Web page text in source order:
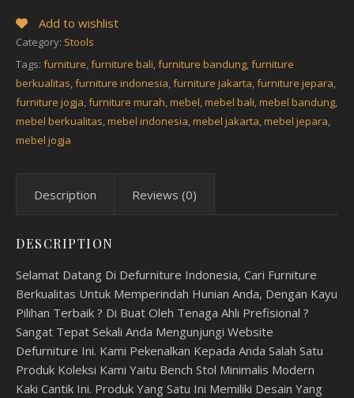
Add to wishlist
Category: Stools
Tags: furniture,furniture bali,furniture bandung,furniture
berkualitas,furniture indonesia,furniture jakarta,furniture jepara,
furniture jogja,furniture murah,mebel,mebel bali,mebel bandung,
mebel berkualitas,mebel indonesia,mebel jakarta,mebel jepara,
mebel jogja
Description Reviews (0)
DESCRIPTION
Selamat Datang Di Defurniture Indonesia, Cari Furniture
Berkualitas Untuk Memperindah Hunian Anda, Dengan Kayu
Pilihan Terbaik ? Di Buat Oleh Tenaga Ahli Prefisional ?
Sangat Tepat Sekali Anda Mengunjungi Website
Defurniture Ini. Kami Pekenalkan Kepada Anda Salah Satu
Produk Koleksi Kami Yaitu Bench Stol Minimalis Modern
Kaki Cantik Ini. Produk Yang Satu Ini Memiliki Desain Yang